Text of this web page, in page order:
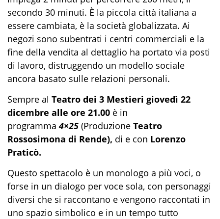
secondo 30 minuti. È la piccola città italiana a
essere cambiata, è la società globalizzata. Ai
negozi sono subentrati i centri commerciali e la
fine della vendita al dettaglio ha portato via posti
di lavoro, distruggendo un modello sociale
ancora basato sulle relazioni personali.
Sempre al Teatro dei 3 Mestieri giovedì 22
dicembre alle ore 21.00 è in
programma 4×25 (Produzione Teatro
Rossosimona di Rende), di e con Lorenzo
Praticò.
Questo spettacolo è un monologo a più voci, o
forse in un dialogo per voce sola, con personaggi
diversi che si raccontano e vengono raccontati in
uno spazio simbolico e in un tempo tutto